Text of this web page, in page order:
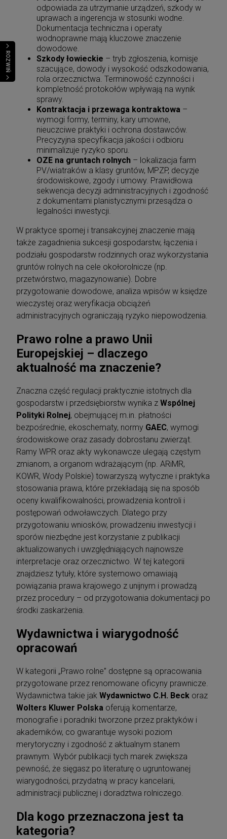
ROZWIŃ
odpowiada za utrzymanie urządzeń, szkody w
uprawach a ingerencja w stosunki wodne.
Dokumentacja techniczna i operaty
wodnoprawne mają kluczowe znaczenie
dowodowe.
Szkody łowieckie – tryb zgłoszenia, komisje
szacujące, dowody i wysokość odszkodowania,
rola orzecznictwa. Terminowość czynności i
kompletność protokołów wpływają na wynik
sprawy.
Kontraktacja i przewaga kontraktowa –
wymogi formy, terminy, kary umowne,
nieuczciwe praktyki i ochrona dostawców.
Precyzyjna specyfikacja jakości i odbioru
minimalizuje ryzyko sporu.
OZE na gruntach rolnych – lokalizacja farm
PV/wiatraków a klasy gruntów, MPZP, decyzje
środowiskowe, zgody i umowy. Prawidłowa
sekwencja decyzji administracyjnych i zgodność
z dokumentami planistycznymi przesądza o
legalności inwestycji.
W praktyce spornej i transakcyjnej znaczenie mają
także zagadnienia sukcesji gospodarstw, łączenia i
podziału gospodarstw rodzinnych oraz wykorzystania
gruntów rolnych na cele okołorolnicze (np.
przetwórstwo, magazynowanie). Dobre
przygotowanie dowodowe, analiza wpisów w księdze
wieczystej oraz weryfikacja obciążeń
administracyjnych ograniczają ryzyko niepowodzenia.
Prawo rolne a prawo Unii
Europejskiej – dlaczego
aktualność ma znaczenie?
Znaczna część regulacji praktycznie istotnych dla
gospodarstw i przedsiębiorstw wynika z Wspólnej
Polityki Rolnej, obejmującej m.in. płatności
bezpośrednie, ekoschematy, normy GAEC, wymogi
środowiskowe oraz zasady dobrostanu zwierząt.
Ramy WPR oraz akty wykonawcze ulegają częstym
zmianom, a organom wdrażającym (np. ARiMR,
KOWR, Wody Polskie) towarzyszą wytyczne i praktyka
stosowania prawa, które przekładają się na sposób
oceny kwalifikowalności, prowadzenia kontroli i
postępowań odwoławczych. Dlatego przy
przygotowaniu wniosków, prowadzeniu inwestycji i
sporów niezbędne jest korzystanie z publikacji
aktualizowanych i uwzględniających najnowsze
interpretacje oraz orzecznictwo. W tej kategorii
znajdziesz tytuły, które systemowo omawiają
powiązania prawa krajowego z unijnym i prowadzą
przez procedury – od przygotowania dokumentacji po
środki zaskarżenia.
Wydawnictwa i wiarygodność
opracowań
W kategorii „Prawo rolne” dostępne są opracowania
przygotowane przez renomowane oficyny prawnicze.
Wydawnictwa takie jak Wydawnictwo C.H. Beck oraz
Wolters Kluwer Polska oferują komentarze,
monografie i poradniki tworzone przez praktyków i
akademików, co gwarantuje wysoki poziom
merytoryczny i zgodność z aktualnym stanem
prawnym. Wybór publikacji tych marek zwiększa
pewność, że sięgasz po literaturę o ugruntowanej
wiarygodności, przydatną w pracy kancelarii,
administracji publicznej i doradztwa rolniczego.
Dla kogo przeznaczona jest ta
kategoria?